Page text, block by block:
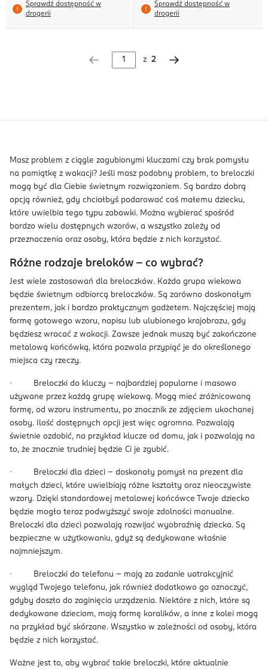
Sprawdź dostępność w
drogerii
Sprawdź dostępność w
drogerii
z 2
Masz problem z ciągle zagubionymi kluczami czy brak pomysłu
na pamiątkę z wakacji? Jeśli masz podobny problem, to breloczki
mogą być dla Ciebie świetnym rozwiązaniem. Są bardzo dobrą
opcją również, gdy chciałbyś podarować coś małemu dziecku,
które uwielbia tego typu zabawki. Można wybierać spośród
bardzo wielu dostępnych wzorów, a wszystko zależy od
przeznaczenia oraz osoby, która będzie z nich korzystać.
Różne rodzaje breloków – co wybrać?
Jest wiele zastosowań dla breloczków. Każda grupa wiekowa
będzie świetnym odbiorcą breloczków. Są zarówno doskonałym
prezentem, jak i bardzo praktycznym gadżetem. Najczęściej mają
formę gotowego wzoru, napisu lub ulubionego krajobrazu, gdy
będziesz wracać z wakacji. Zawsze jednak muszą być zakończone
metalową końcówką, która pozwala przypiąć je do określonego
miejsca czy rzeczy.
· Breloczki do kluczy – najbardziej popularne i masowo
używane przez każdą grupę wiekową. Mogą mieć zróżnicowaną
formę, od wzoru instrumentu, po znacznik ze zdjęciem ukochanej
osoby. Ilość dostępnych opcji jest więc ogromna. Pozwalają
świetnie ozdobić, na przykład klucze od domu, jak i pozwalają na
to, że znacznie trudniej będzie Ci je zgubić.
· Breloczki dla dzieci – doskonały pomysł na prezent dla
małych dzieci, które uwielbiają różne kształty oraz nieoczywiste
wzory. Dzięki standardowej metalowej końcówce Twoje dziecko
będzie mogło teraz podwyższyć swoje zdolności manualne.
Breloczki dla dzieci pozwalają rozwijać wyobraźnię dziecka. Są
bezpieczne w użytkowaniu, gdyż są dedykowane właśnie
najmniejszym.
· Breloczki do telefonu – mają za zadanie uatrakcyjnić
wygląd Twojego telefonu, jak również dodatkowo go oznaczyć,
gdyby doszło do zaginięcia urządzenia. Niektóre z nich, które są
dedykowane dzieciom, mają formę koralików, a inne z kolei mogą
na przykład być skórzane. Wszystko w zależności od osoby, która
będzie z nich korzystać.
Ważne jest to, aby wybrać takie breloczki, które aktualnie